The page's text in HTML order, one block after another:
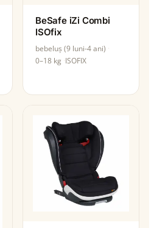
BeSafe iZi Combi
ISOfix
bebeluș (9 luni-4 ani)
0–18 kg ISOFIX